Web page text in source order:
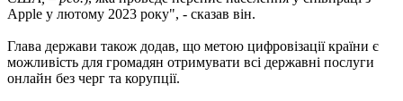
Apple у лютому 2023 року", - сказав він.
Глава держави також додав, що метою цифровізації країни є
можливість для громадян отримувати всі державні послуги
онлайн без черг та корупції.